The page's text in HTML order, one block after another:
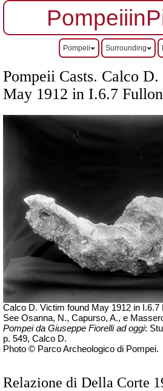
Pompeii Surrounding
Pompeii Casts. Calco
May 1912 in I.6.7
Calco D. Victim found May 1912 in I.6.7
See Osanna, N., Capurso, A., e
Pompei da Giuseppe Fiorelli ad oggi:
p. 549, Calco D.
Photo © Parco Archeologico di Pompei.
Relazione di Della Corte